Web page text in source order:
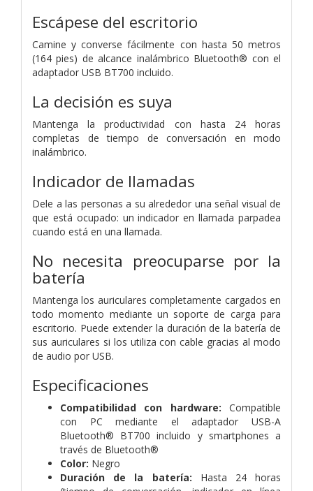
Escápese del escritorio
Camine y converse fácilmente con hasta 50 metros
(164 pies) de alcance inalámbrico Bluetooth® con el
adaptador USB BT700 incluido.
La decisión es suya
Mantenga la productividad con hasta 24 horas
completas de tiempo de conversación en modo
inalámbrico.
Indicador de llamadas
Dele a las personas a su alrededor una señal visual de
que está ocupado: un indicador en llamada parpadea
cuando está en una llamada.
No necesita preocuparse por la
batería
Mantenga los auriculares completamente cargados en
todo momento mediante un soporte de carga para
escritorio. Puede extender la duración de la batería de
sus auriculares si los utiliza con cable gracias al modo
de audio por USB.
Especificaciones
Compatibilidad con hardware: Compatible
con PC mediante el adaptador USB-A
Bluetooth® BT700 incluido y smartphones a
través de Bluetooth®
Color: Negro
Duración de la batería: Hasta 24 horas